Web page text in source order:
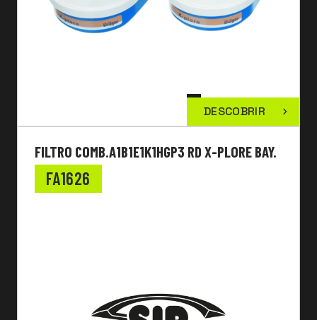
DESCOBRIR
FILTRO COMB.A1B1E1K1HGP3 RD X-PLORE BAY.
FA1626